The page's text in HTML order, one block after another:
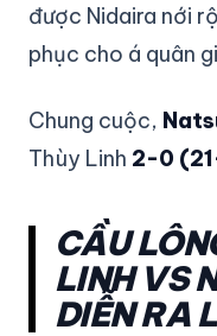
được Nidaira nới
phục cho á quân
Chung cuộc,
Thùy Linh 2-0
CẦU
LINH VS
DIỄN RA